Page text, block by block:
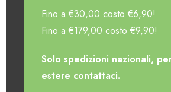
Fino a €30,00 costo €6,90!
Fino a €179,00 costo €9,90!
Solo spedizioni nazionali,
estere contattaci.